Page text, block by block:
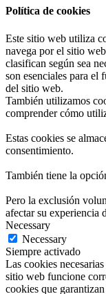
Política de cookies
Este sitio web utiliza
navega por el sitio
clasifican según sea
son esenciales para el
del sitio web.
También utilizamos
comprender cómo
Estas cookies se
consentimiento.
También tiene la
Pero la exclusión
afectar su experiencia
Necessary
Necessary
Siempre activado
Las cookies
sitio web funcione
cookies que